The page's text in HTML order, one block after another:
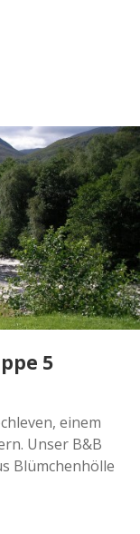
5
einem
Unser B&B
Blümchenhölle